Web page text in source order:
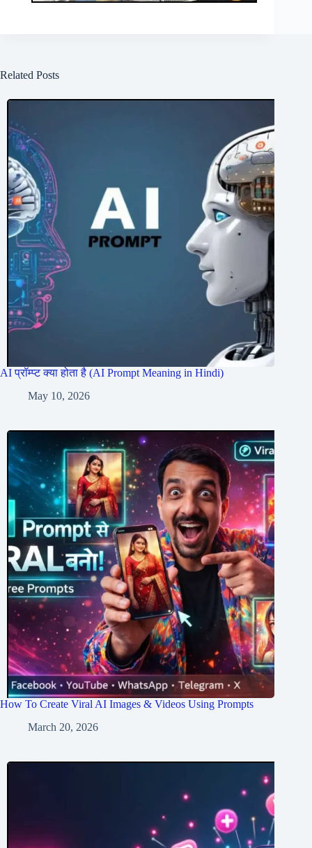
Related Posts
AI प्रॉम्प्ट क्या होता है (AI Prompt Meaning in Hindi)
May 10, 2026
How To Create Viral AI Images & Videos Using Prompts
March 20, 2026